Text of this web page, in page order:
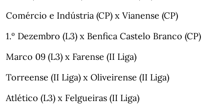
Comércio e Indústria (CP) x Vianense (CP)
1.º Dezembro (L3) x Benfica Castelo Branco (CP)
Marco 09 (L3) x Farense (II Liga)
Torreense (II Liga) x Oliveirense (II Liga)
Atlético (L3) x Felgueiras (II Liga)